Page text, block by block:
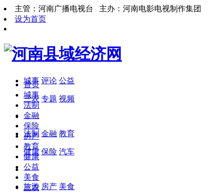
主管：河南广播电视台 主办：河南电影电视制作集团
设为首页
城事 评论 公益
三农 专题 视频
法制 金融 教育
健康 保险 汽车
旅游 房产 美食
首页
城事
法制
金融
保险
房产
教育
健康
公益
美食
三农